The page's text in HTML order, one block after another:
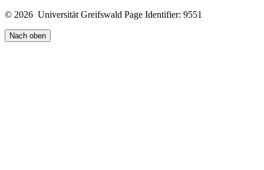
© 2026 Universität Greifswald Page Identifier: 9551
Nach oben